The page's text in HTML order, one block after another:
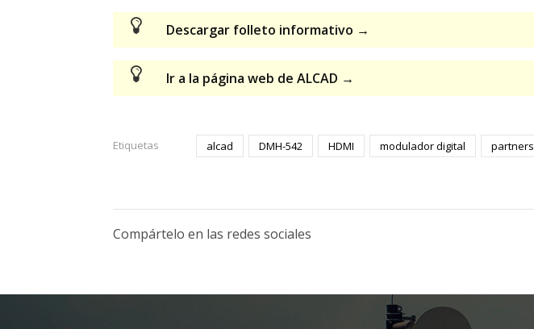
Descargar folleto informativo →
Ir a la página web de ALCAD →
Etiquetas alcad DMH-542 HDMI modulador digital partners
Compártelo en las redes sociales